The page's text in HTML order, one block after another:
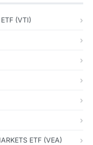
(VTI)
ETF (VEA)